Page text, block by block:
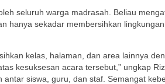
seluruh warga madrasah. Beliau
hanya sekadar membersihkan
kelas, halaman, dan area lainnya
kesuksesan acara tersebut,” ungkap
siswa, guru, dan staf. Semangat